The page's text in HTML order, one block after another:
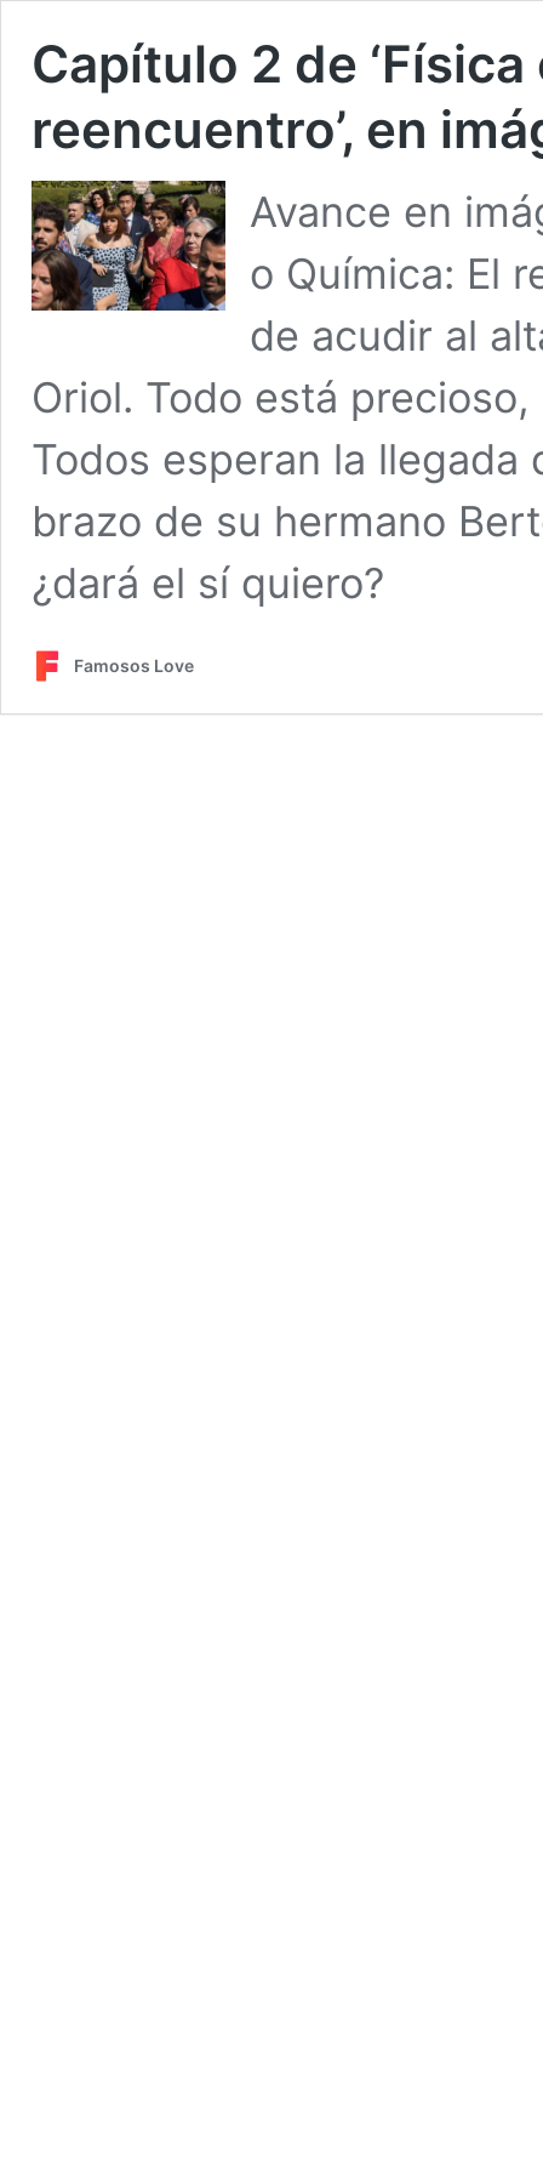
Capítulo 2 de
reencuentro’, en
Avance en
o Química: El
de acudir al
Oriol. Todo está
Todos esperan la llegada
brazo de su hermano
¿dará el sí quiero?
Famosos Love